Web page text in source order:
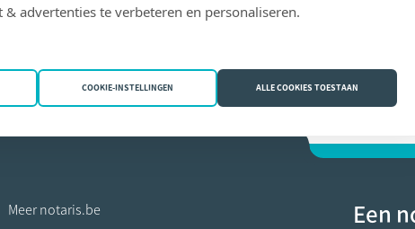
Meer notaris.be Een
& advertenties te verbeteren en personaliseren.
COOKIE-INSTELLINGEN ALLE COOKIES TOESTAAN